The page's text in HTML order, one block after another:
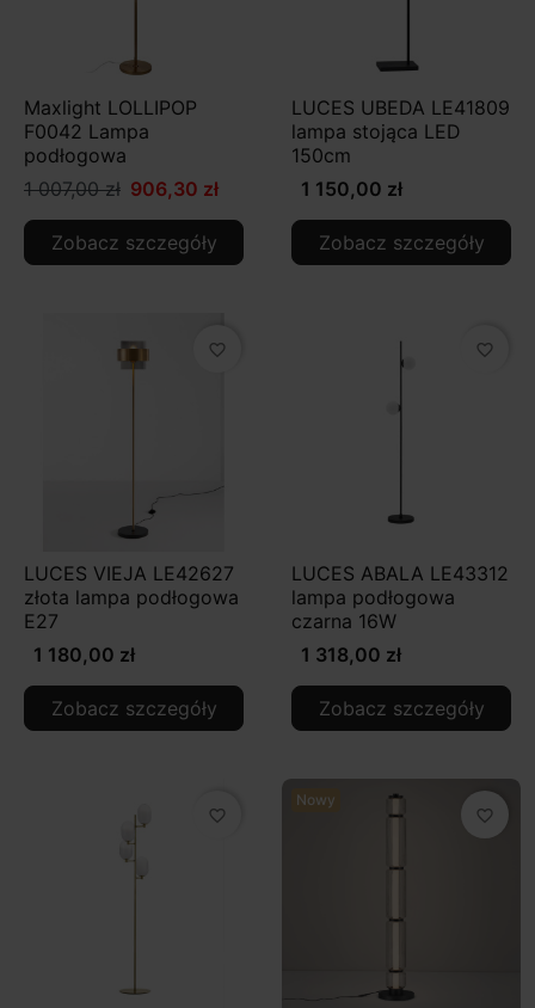
Maxlight LOLLIPOP
F0042 Lampa
podłogowa
1 007,00 zł 906,30 zł
Zobacz szczegóły
LUCES UBEDA LE41809
lampa stojąca LED
150cm
1 150,00 zł
Zobacz szczegóły
favorite_border
LUCES VIEJA LE42627
złota lampa podłogowa
E27
1 180,00 zł
Zobacz szczegóły
favorite_border
LUCES ABALA LE43312
lampa podłogowa
czarna 16W
1 318,00 zł
Zobacz szczegóły
favorite_border
Nowy
favorite_border